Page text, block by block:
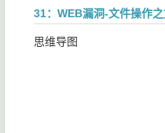
31：WEB漏洞-文件操作
思维导图